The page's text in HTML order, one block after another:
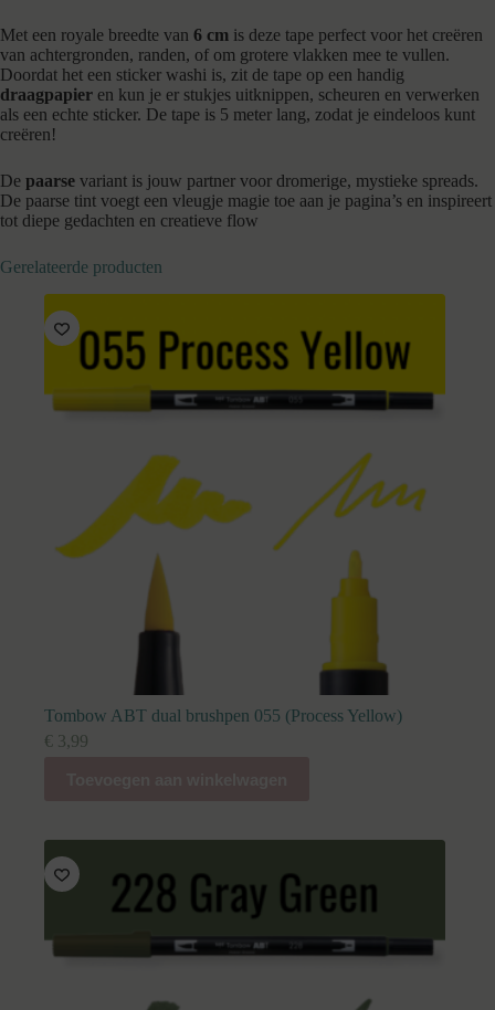
Met een royale breedte van 6 cm is deze tape perfect voor het creëren
van achtergronden, randen, of om grotere vlakken mee te vullen.
Doordat het een sticker washi is, zit de tape op een handig
draagpapier en kun je er stukjes uitknippen, scheuren en verwerken
als een echte sticker. De tape is 5 meter lang, zodat je eindeloos kunt
creëren!
De paarse variant is jouw partner voor dromerige, mystieke spreads.
De paarse tint voegt een vleugje magie toe aan je pagina’s en inspireert
tot diepe gedachten en creatieve flow
Gerelateerde producten
Tombow ABT dual brushpen 055 (Process Yellow)
€ 3,99